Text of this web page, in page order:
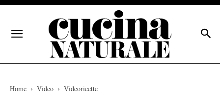
Home Video
Videoricette